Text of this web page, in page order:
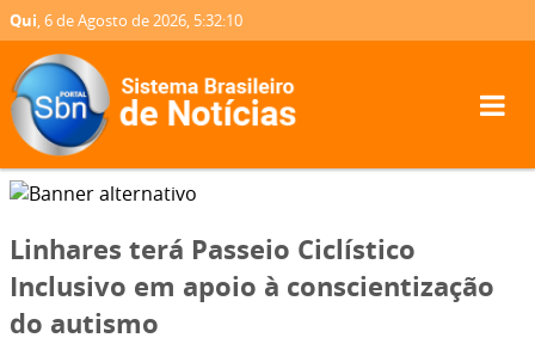
Qui, 6 de Agosto de 2026, 5:32:11
Linhares terá Passeio Ciclístico
Inclusivo em apoio à conscientização
do autismo